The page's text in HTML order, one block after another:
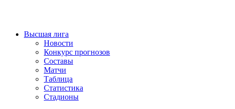
Высшая лига
Новости
Конкурс прогнозов
Составы
Матчи
Таблица
Статистика
Стадионы